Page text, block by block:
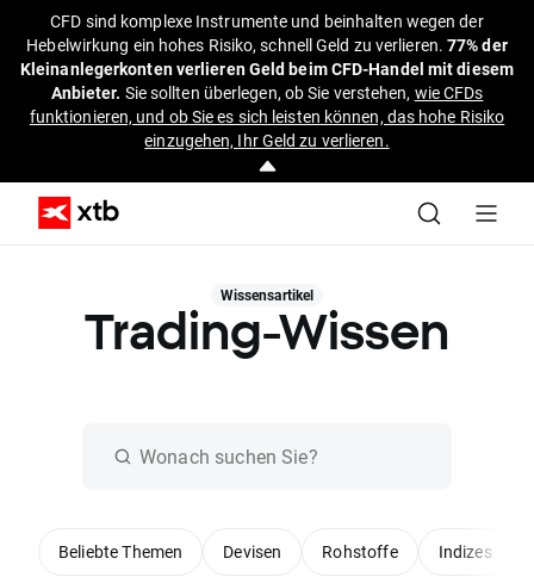
CFD sind komplexe Instrumente und beinhalten wegen der
Hebelwirkung ein hohes Risiko, schnell Geld zu verlieren.77% der
Kleinanlegerkonten verlieren Geld beim CFD-Handel mit diesem
Anbieter. Sie sollten überlegen, ob Sie verstehen, wie CFDs
funktionieren, und ob Sie es sich leisten können, das hohe Risiko
einzugehen, Ihr Geld zu verlieren.
Wissensartikel
Trading-Wissen
Beliebte Themen Devisen Rohstoffe Indizes